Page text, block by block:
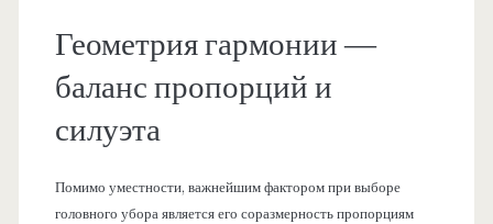
Геометрия гармонии —
баланс пропорций и
силуэта
Помимо уместности, важнейшим фактором при выборе
головного убора является его соразмерность пропорциям